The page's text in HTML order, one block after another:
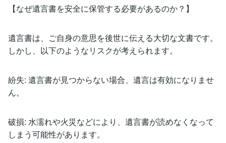
【なぜ遺言書を安全に保管する必要があるのか？】
遺言書は、ご自身の意思を後世に伝える大切な文書です。
しかし、以下のようなリスクが考えられます。
紛失: 遺言書が見つからない場合、遺言は有効になりませ
ん。
破損: 水濡れや火災などにより、遺言書が読めなくなって
しまう可能性があります。